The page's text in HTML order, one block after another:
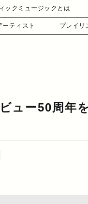
ックミュージックとは
ーティスト プレイリ
ュー50周年